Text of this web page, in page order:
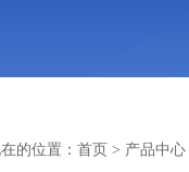
的位置： 首页 > 产品中心